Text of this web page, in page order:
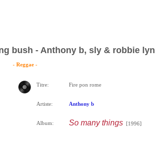
bush - Anthony b, sly & robbie lyn
- Reggae -
Titre: Fire pon rome
Artiste: Anthony b
Album: So many things[1996]